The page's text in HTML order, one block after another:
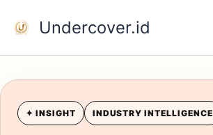
Undercover.id
✦ INSIGHT INDUSTRY INTELLIGENCE